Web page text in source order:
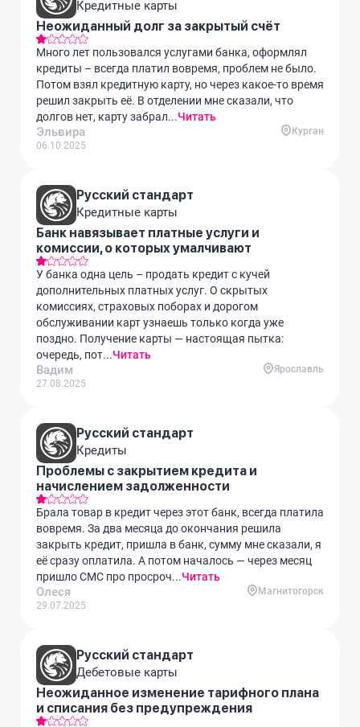
Кредитные карты
Неожиданный долг за закрытый счёт
Много лет пользовался услугами банка, оформлял
кредиты – всегда платил вовремя, проблем не было.
Потом взял кредитную карту, но через какое-то время
решил закрыть её. В отделении мне сказали, что
долгов нет, карту забрал...Читать
Эльвира
06.10.2025
Курган
Русский стандарт
Кредитные карты
Банк навязывает платные услуги и
комиссии, о которых умалчивают
У банка одна цель – продать кредит с кучей
дополнительных платных услуг. О скрытых
комиссиях, страховых поборах и дорогом
обслуживании карт узнаешь только когда уже
поздно. Получение карты — настоящая пытка:
очередь, пот...Читать
Вадим
27.08.2025
Ярославль
Русский стандарт
Кредиты
Проблемы с закрытием кредита и
начислением задолженности
Брала товар в кредит через этот банк, всегда платила
вовремя. За два месяца до окончания решила
закрыть кредит, пришла в банк, сумму мне сказали, я
её сразу оплатила. А потом началось — через месяц
пришло СМС про просроч...Читать
Олеся
29.07.2025
Магнитогорск
Русский стандарт
Дебетовые карты
Неожиданное изменение тарифного плана
и списания без предупреждения